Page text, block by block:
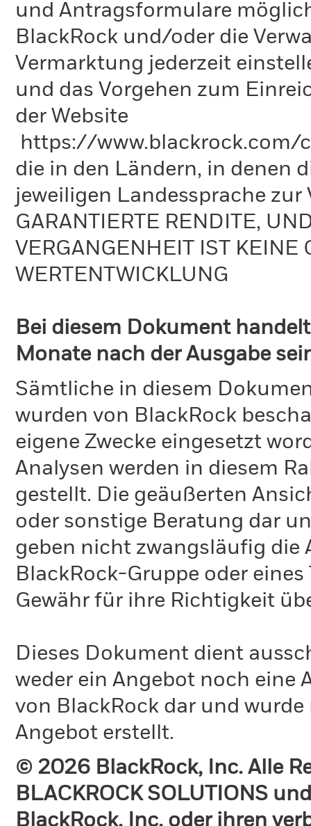
und Antragsformulare
BlackRock und/oder die
Vermarktung jederzeit
und das Vorgehen zum
der Website
https://www.blackrock.com/
die in den Ländern, in denen
jeweiligen Landessprache zur
GARANTIERTE RENDITE,
VERGANGENHEIT IST KEINE
WERTENTWICKLUNG
Bei diesem Dokument
Monate nach der Ausgabe
Sämtliche in diesem
wurden von BlackRock
eigene Zwecke eingesetzt
Analysen werden in diesem
gestellt. Die geäußerten
oder sonstige Beratung dar
geben nicht zwangsläufig die
BlackRock-Gruppe oder
Gewähr für ihre Richtigkeit
Dieses Dokument dient
weder ein Angebot noch eine
von BlackRock dar und
Angebot erstellt.
© 2026 BlackRock, Inc. Alle
BLACKROCK SOLUTIONS
BlackRock, Inc. oder ihren